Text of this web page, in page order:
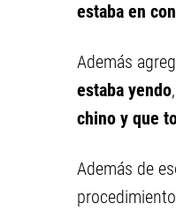
estaba en
Además
estaba yendo
chino y que
Además de